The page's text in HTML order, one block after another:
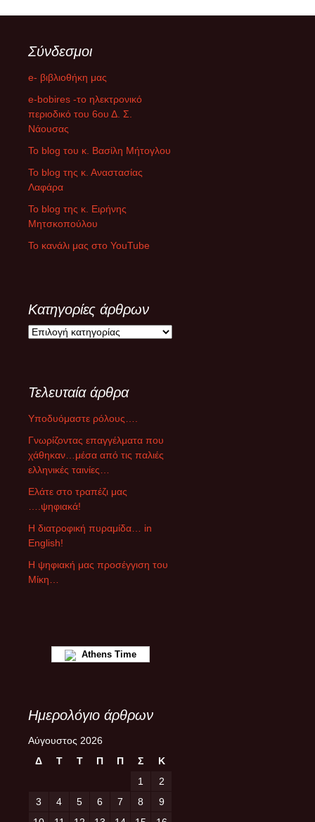
Σύνδεσμοι
e- βιβλιοθήκη μας
e-bobires -το ηλεκτρονικό
περιοδικό του 6ου Δ. Σ.
Νάουσας
To blog του κ. Βασίλη Μήτογλου
Το blog της κ. Αναστασίας
Λαφάρα
Το blog της κ. Ειρήνης
Μητσκοπούλου
Το κανάλι μας στο YouTube
Κατηγορίες άρθρων
Κ
γ
ρ
ί
ρ
θ
ρ
ω
Τελευταία άρθρα
Υποδυόμαστε ρόλους….
Γνωρίζοντας επαγγέλματα που
χάθηκαν…μέσα από τις παλιές
ελληνικές ταινίες…
Ελάτε στο τραπέζι μας
….ψηφιακά!
Η διατροφική πυραμίδα… in
English!
Η ψηφιακή μας προσέγγιση του
Μίκη…
Athens Time
Ημερολόγιο άρθρων
Αύγουστος 2026
Δ
Τ Τ Π Π Σ
Κ
1
2
3
4 5 6 7 8
9